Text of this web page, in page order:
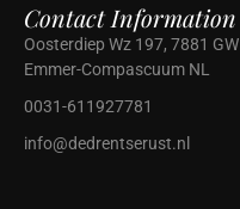
Contact Information
Oosterdiep Wz 197, 7881 GW
Emmer-Compascuum NL
0031-611927781
info@dedrentserust.nl